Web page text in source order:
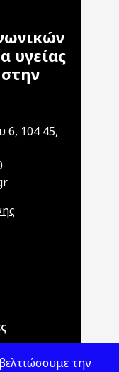
υγείας
6, 104 45,
την